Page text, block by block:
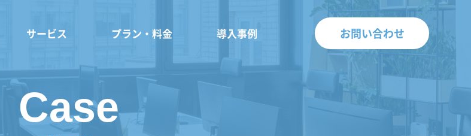
サービス プラン・料金 導入事例 お問い合わせ
Case